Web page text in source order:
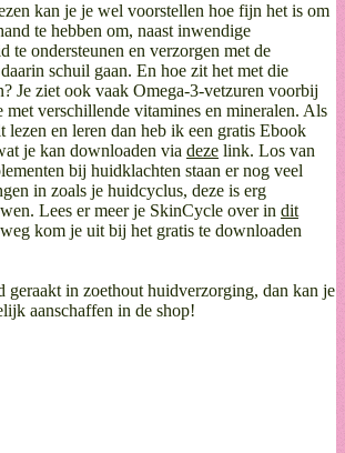
kan je je wel voorstellen hoe fijn het is om
te hebben om, naast inwendige
te ondersteunen en verzorgen met de
schuil gaan. En hoe zit het met die
Je ziet ook vaak Omega-3-vetzuren voorbij
verschillende vitamines en mineralen. Als
lezen en leren dan heb ik een gratis Ebook
je kan downloaden via deze link. Los van
bij huidklachten staan er nog veel
in zoals je huidcyclus, deze is erg
Lees er meer je SkinCycle over in dit
kom je uit bij het gratis te downloaden
geraakt in zoethout huidverzorging, dan kan je
aanschaffen in de shop!